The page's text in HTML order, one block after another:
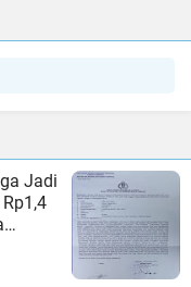
Jadi